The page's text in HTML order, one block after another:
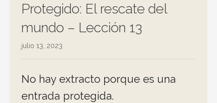
Protegido: El rescate del
mundo – Lección 13
julio 13, 2023
No hay extracto porque es una
entrada protegida.